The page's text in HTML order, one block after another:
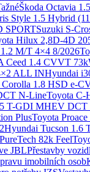
Škoda Octavia
Style 1.5 Hybrid
SPORTSuzuki S-
Hilux 2,8D-4D
M/T 4×4 8/2026
Ceed 1.4 CVVT
ALL INHyundai
Corolla 1.8 HSD e-
N-LineToyota C-
T-GDI MHEV DCT
PlusToyota
Hyundai Tucson 1.6
82k Feel
JBLPřestavby
imobilních osob